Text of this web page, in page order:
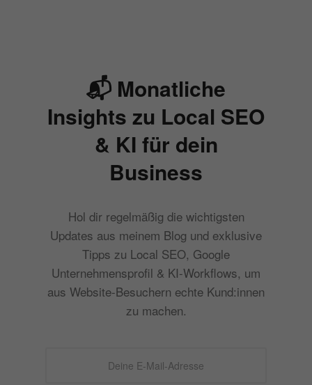
📬 Monatliche
Insights zu Local SEO
& KI für dein
Business
Hol dir regelmäßig die wichtigsten
Updates aus meinem Blog und exklusive
Tipps zu Local SEO, Google
Unternehmensprofil & KI-Workflows, um
aus Website-Besuchern echte Kund:innen
zu machen.